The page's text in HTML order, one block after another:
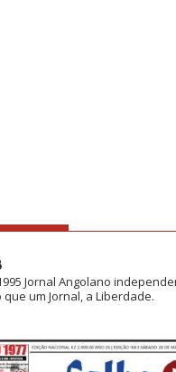
Jornal Angolano
que um Jornal, a Liberdade.